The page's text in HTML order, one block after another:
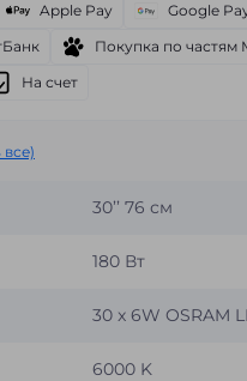
Apple Pay
Google
Покупка по частям
На счет
30’’ 76 см
180 Вт
30 x 6W OSRAM
6000 K